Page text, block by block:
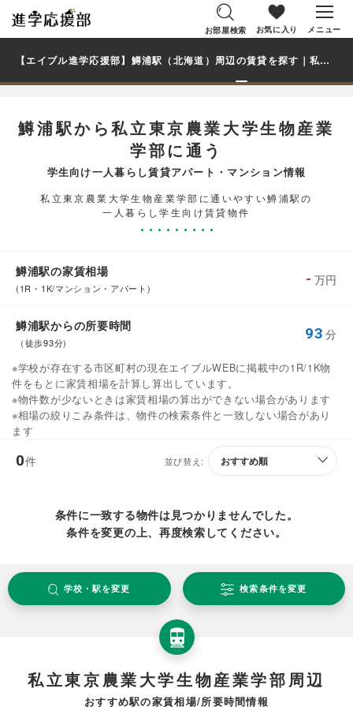
お部屋検索 お気に入り メニュー
【エイブル進学応援部】鱒浦駅（北海道）周辺の賃貸を探す｜私立東京農業大学生物産業学部学生・大学生の一人暮らし向け賃貸マンション・アパート
鱒浦駅から私立東京農業大学生物産業
学部に通う
学生向け一人暮らし賃貸アパート・マンション情報
私立東京農業大学生物産業学部に通いやすい鱒浦駅の
一人暮らし学生向け賃貸物件
鱒浦駅の家賃相場
(1R・1K/マンション・アパート)
- 万円
鱒浦駅からの所要時間
（徒歩93分)
93 分
※学校が存在する市区町村の現在エイブルWEBに掲載中の1R/1K物
件をもとに家賃相場を計算し算出しています。
※物件数が少ないときは家賃相場の算出ができない場合があります
※相場の絞りこみ条件は、物件の検索条件と一致しない場合があり
ます
0件 並び替え:
条件に一致する物件は見つかりませんでした。
条件を変更の上、再度検索してください。
学校・駅を変更 検索条件を変更
私立東京農業大学生物産業学部周辺
おすすめ駅の家賃相場/所要時間情報